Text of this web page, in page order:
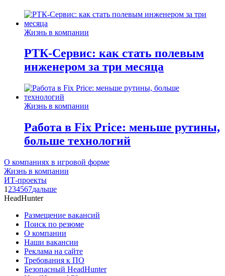
Жизнь в компании
РТК-Сервис: как стать полевым
инженером за три месяца
Жизнь в компании
Работа в Fix Price: меньше рутины,
больше технологий
О компаниях в игровой форме
Жизнь в компании
ИТ-проекты
1 234567дальше
HeadHunter
Размещение вакансий
Поиск по резюме
О компании
Наши вакансии
Реклама на сайте
Требования к ПО
Безопасный HeadHunter